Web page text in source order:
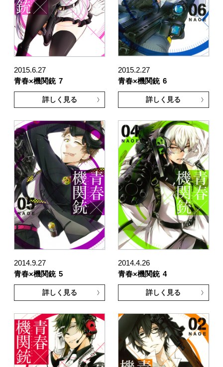
2015.6.27
青春×機関銃 7
詳しく見る
2015.2.27
青春×機関銃 6
詳しく見る
2014.9.27
青春×機関銃 5
詳しく見る
2014.4.26
青春×機関銃 4
詳しく見る